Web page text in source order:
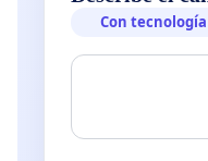
Con